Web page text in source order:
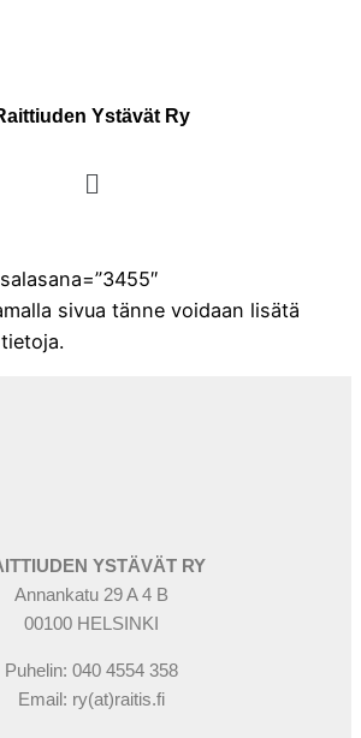
Ystävät Ry
sivua tänne voidaan lisätä
YSTÄVÄT RY
Annankatu 29 A 4 B
00100 HELSINKI
Puhelin: 040 4554 358
Email: ry(at)raitis.fi